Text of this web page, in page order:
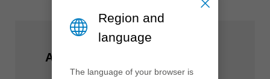
AUF EINEN BLICK
Region and
language
The language of your browser is